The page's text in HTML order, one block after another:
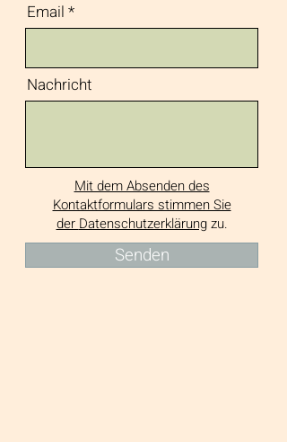
Email
Nachricht
Mit dem Absenden des
Kontaktformulars stimmen Sie
der Datenschutzerklärungzu.
Senden